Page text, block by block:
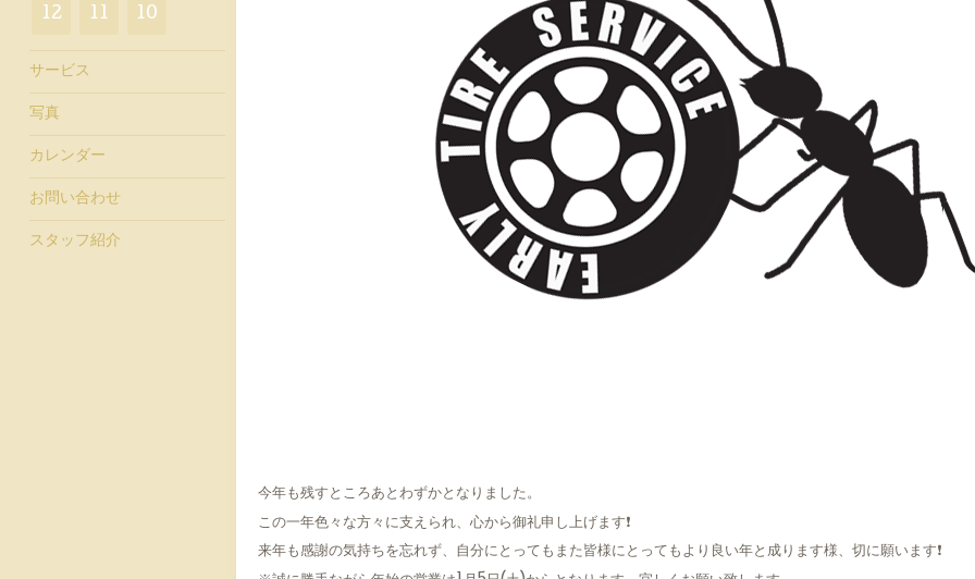
今年も残すところあとわずかとなりました。
この一年色々な方々に支えられ、心から御礼申し上げます❗
来年も感謝の気持ちを忘れず、自分にとってもまた皆様にとってもより良い年と成ります様、切に願います❗
12 11 10
サービス
写真
カレンダー
お問い合わせ
スタッフ紹介